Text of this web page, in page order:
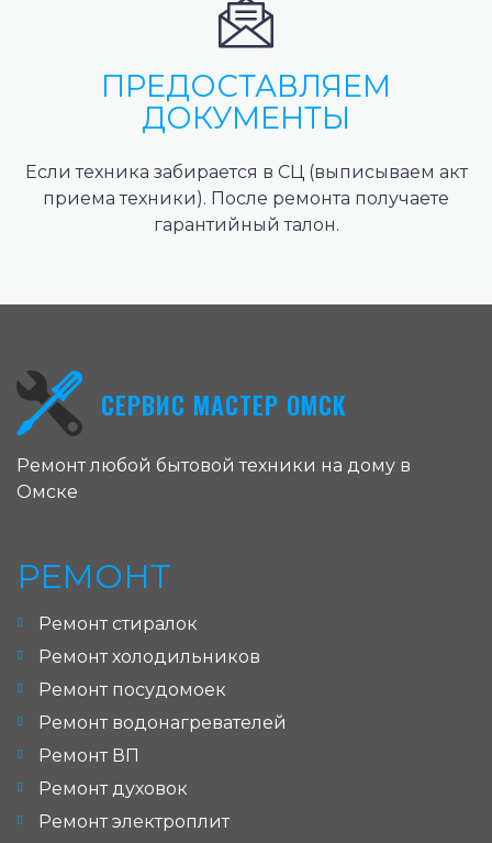
ПРЕДОСТАВЛЯЕМ
ДОКУМЕНТЫ
Если техника забирается в СЦ (выписываем акт
приема техники). После ремонта получаете
гарантийный талон.
СЕРВИС МАСТЕР ОМСК
Ремонт любой бытовой техники на дому в
Омске
РЕМОНТ
Ремонт стиралок
Ремонт холодильников
Ремонт посудомоек
Ремонт водонагревателей
Ремонт ВП
Ремонт духовок
Ремонт электроплит